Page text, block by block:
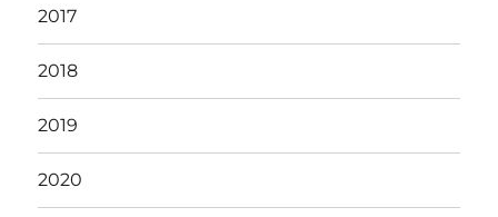
2017
2018
2019
2020